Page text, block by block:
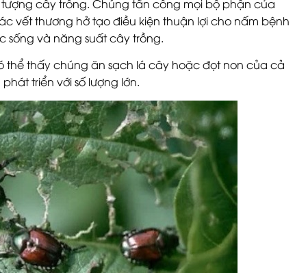
cây trồng. Chúng tấn công mọi bộ phận của
vết thương hở tạo điều kiện thuận lợi cho nấm bệnh
sống và năng suất cây trồng.
thể thấy chúng ăn sạch lá cây hoặc đọt non của cả
triển với số lượng lớn.